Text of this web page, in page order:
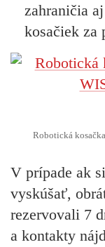
zahraničia
kosačiek za
Robotická
V prípade ak
vyskúšať,
rezervovali 7
a kontakty